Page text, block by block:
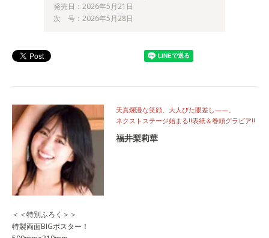
発売日：2026年5月21日
次 号：2026年5月28日
天真爛漫な笑顔、大人びた眼差し——。
ネクストステージ始まる!!表紙＆巻頭グラビア!!
福井梨莉華
＜＜特別ふろく＞＞
特製両面BIGポスター！